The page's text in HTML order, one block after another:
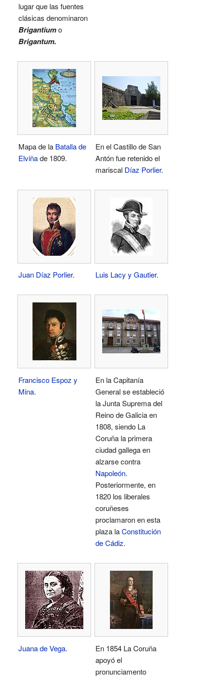
lugar que las fuentes
clásicas denominaron
Brigantiumo
Brigantum.
Mapa de la Batalla de
Elviñade 1809.
En el Castillo de San
Antón fue retenido el
mariscal Díaz Porlier.
Juan Díaz Porlier. Luis Lacy y Gautier.
Francisco Espoz y
Mina.
En la Capitanía
General se estableció
la Junta Suprema del
Reino de Galicia en
1808, siendo La
Coruña la primera
ciudad gallega en
alzarse contra
Napoleón.
Posteriormente, en
1820 los liberales
coruñeses
proclamaron en esta
plaza laConstitución
de Cádiz.
Juana de Vega.
En 1854 La Coruña
apoyó el
pronunciamento